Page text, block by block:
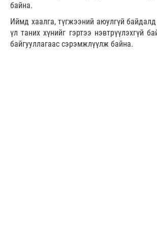
байна.
Иймд хаалга, түгжээний аюулгүй
үл таних хүнийг гэртээ нэвтрүүлэхгүй
байгууллагаас сэрэмжлүүлж байна.